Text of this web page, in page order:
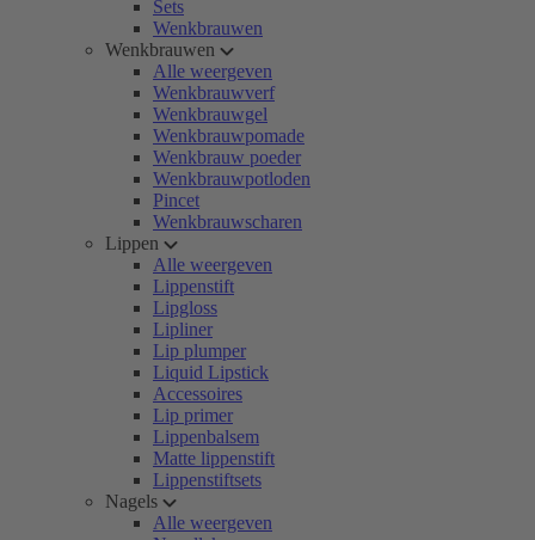
Sets
Wenkbrauwen
Wenkbrauwen
Alle weergeven
Wenkbrauwverf
Wenkbrauwgel
Wenkbrauwpomade
Wenkbrauw poeder
Wenkbrauwpotloden
Pincet
Wenkbrauwscharen
Lippen
Alle weergeven
Lippenstift
Lipgloss
Lipliner
Lip plumper
Liquid Lipstick
Accessoires
Lip primer
Lippenbalsem
Matte lippenstift
Lippenstiftsets
Nagels
Alle weergeven